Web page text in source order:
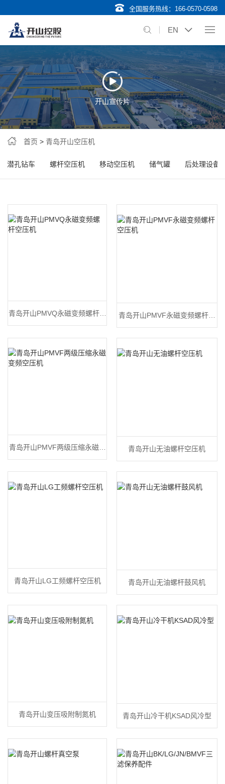
全国服务热线： 166-0570-0598
EN
开山宣传片
首页 > 青岛开山空压机
潜孔钻车 螺杆空压机 移动空压机 储气罐 后处理设备
青岛开山PMVQ永磁变频螺杆空
压机
青岛开山PMVF永磁变频螺杆空
压机
青岛开山PMVF两级压缩永磁变
频空压机
青岛开山无油螺杆空压机
青岛开山LG工频螺杆空压机 青岛开山无油螺杆鼓风机
青岛开山变压吸附制氮机 青岛开山冷干机KSAD风冷型